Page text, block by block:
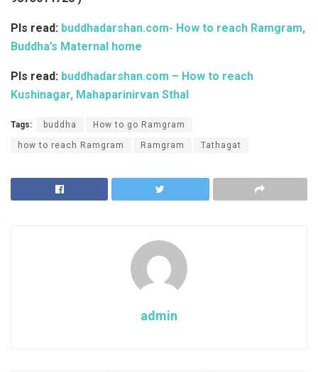
Pls read: buddhadarshan.com- How to reach Ramgram,
Buddha’s Maternal home
Pls read: buddhadarshan.com – How to reach
Kushinagar, Mahaparinirvan Sthal
Tags: buddha How to go Ramgram
how to reach Ramgram Ramgram Tathagat
admin